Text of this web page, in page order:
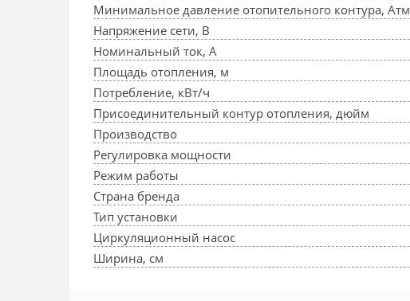
Минимальное давление отопительного контура, Атм
Напряжение сети, В
Номинальный ток, A
Площадь отопления, м
Потребление, кВт/ч
Присоединительный контур отопления, дюйм
Производство
Регулировка мощности
Режим работы
Страна бренда
Тип установки
Циркуляционный насос
Ширина, см